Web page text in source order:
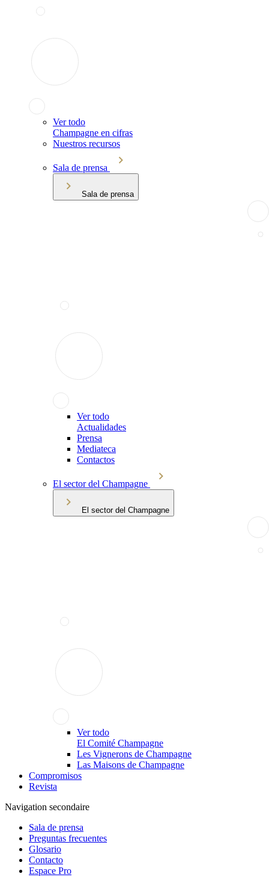
Ver todo
Champagne en cifras
Nuestros recursos
Sala de prensa
Sala de prensa
Ver todo
Actualidades
Prensa
Mediateca
Contactos
El sector del Champagne
El sector del Champagne
Ver todo
El Comité Champagne
Les Vignerons de Champagne
Las Maisons de Champagne
Compromisos
Revista
Navigation secondaire
Sala de prensa
Preguntas frecuentes
Glosario
Contacto
Espace Pro